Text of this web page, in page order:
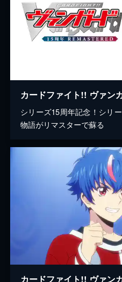
シリーズ15周年記念！シリ
物語がリマスターで蘇る